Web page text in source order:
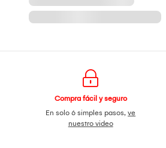
Compra fácil y seguro
En solo 6 simples pasos,ve
nuestro video